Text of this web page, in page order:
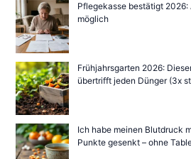
Pflegekasse bestätigt 2026:
möglich
Frühjahrsgarten 2026:
übertrifft jeden Dünger (3x
Ich habe meinen Blutdruck
Punkte gesenkt – ohne